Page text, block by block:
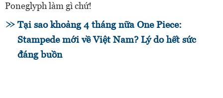
Poneglyph làm gì chứ!
Tại sao khoảng 4 tháng nữa One Piece:
Stampede mới về Việt Nam? Lý do hết sức
đáng buồn